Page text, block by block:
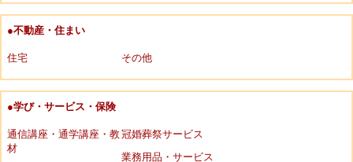
●不動産・住まい
住宅 その他
●学び・サービス・保険
通信講座・通学講座・教
材
冠婚葬祭サービス
業務用品・サービス